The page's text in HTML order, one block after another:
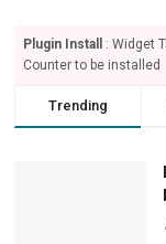
Plugin Install
: Widget
Counter to be installed
Trending